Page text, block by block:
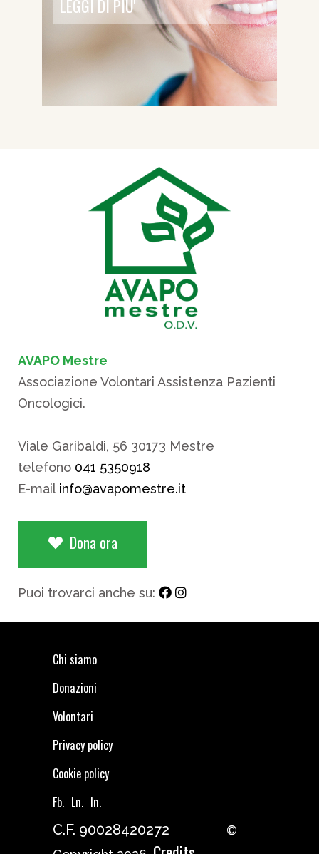
LEGGI DI PIU'
AVAPO Mestre
Associazione Volontari Assistenza Pazienti
Oncologici.
Viale Garibaldi, 56 30173 Mestre
telefono 041 5350918
E-mail info@avapomestre.it
Dona ora
Puoi trovarci anche su:
Chi siamo
Donazioni
Volontari
Privacy policy
Cookie policy
Fb. Ln. In.
C.F. 90028420272
©